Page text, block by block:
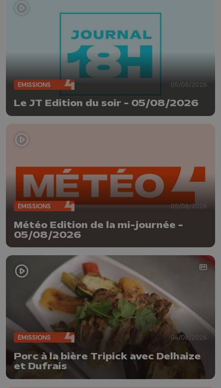
ÉMISSIONS 05/08/2026
Le JT Edition du soir - 05/08/2026
ÉMISSIONS 05/08/2026
Météo Edition de la mi-journée -
05/08/2026
ÉMISSIONS 04/08/2026
Porc à la bière Tripick avec Delhaize
et Dufrais